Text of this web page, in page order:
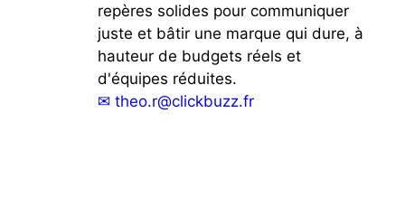
repères solides pour communiquer
juste et bâtir une marque qui dure, à
hauteur de budgets réels et
d'équipes réduites.
✉ theo.r@clickbuzz.fr